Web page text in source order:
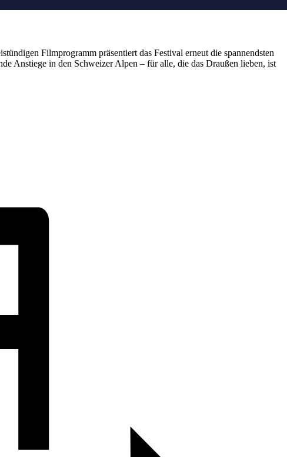
Filmprogramm präsentiert das Festival erneut die spannendsten
Anstiege in den Schweizer Alpen – für alle, die das Draußen lieben, ist